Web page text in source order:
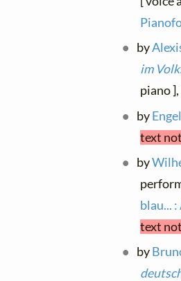
by
im
piano
by
text
by
blau...
text
by